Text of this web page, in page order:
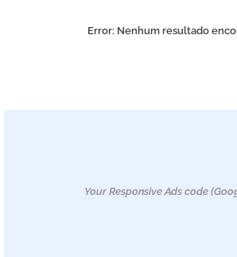
Error: Nenhum resultado
Your Responsive Ads code